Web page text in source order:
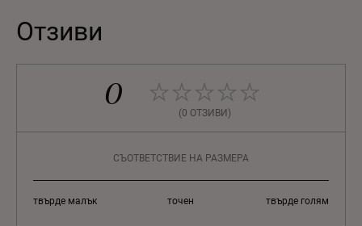
Отзиви
0
(0 ОТЗИВИ)
СЪОТВЕТСТВИЕ НА РАЗМЕРА
твърде малък точен твърде голям